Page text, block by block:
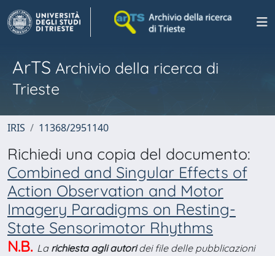
ArTS Archivio della ricerca di
Trieste
IRIS 11368/2951140
Richiedi una copia del documento:
Combined and Singular Effects of
Action Observation and Motor
Imagery Paradigms on Resting-
State Sensorimotor Rhythms
N.B. La richiesta agli autoridei file delle pubblicazioni